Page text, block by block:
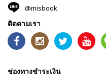
@misbook
ติดตามเรา
ช่องทางชำระเงิน